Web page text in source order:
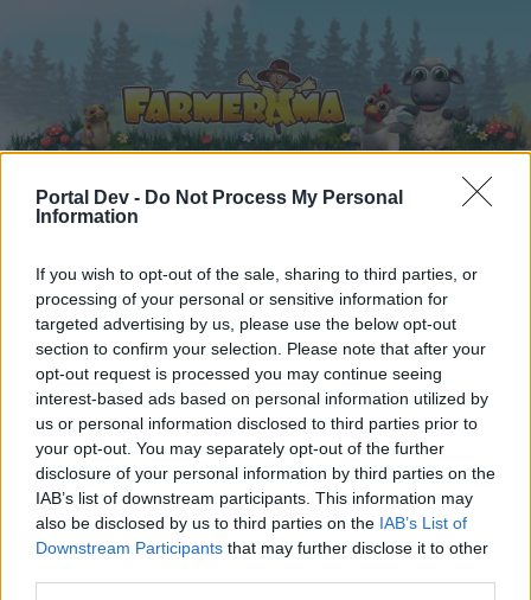
Portal Dev - Do Not Process My Personal
Information
If you wish to opt-out of the sale, sharing to third parties, or
processing of your personal or sensitive information for
targeted advertising by us, please use the below opt-out
section to confirm your selection. Please note that after your
opt-out request is processed you may continue seeing
interest-based ads based on personal information utilized by
us or personal information disclosed to third parties prior to
your opt-out. You may separately opt-out of the further
disclosure of your personal information by third parties on the
IAB’s list of downstream participants. This information may
also be disclosed by us to third parties on the IAB’s List of
Downstream Participants that may further disclose it to other
Foren ... Archiv Rest Kleidung nach dem ABC (4)
Mitglieder, denen der Beitrag #86
gefällt
Liebe(r) Forum-Leser/in,
wenn Du in diesem Forum aktiv an den
Gesprächen teilnehmen oder eigene Themen
starten möchtest, musst Du Dich bitte zunächst
Letzte Beiträge